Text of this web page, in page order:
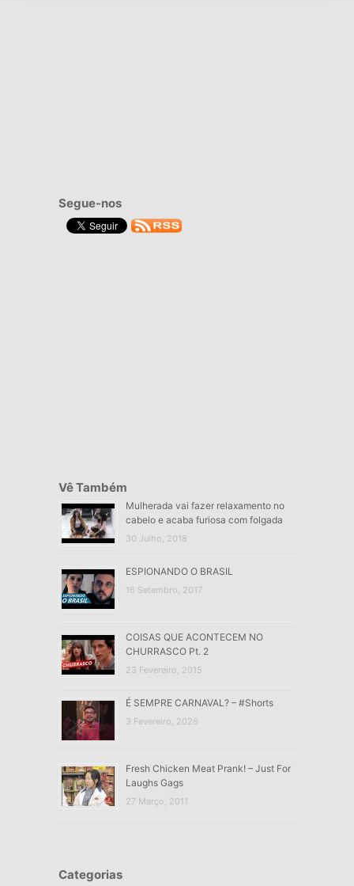
Segue-nos
Vê Também
Mulherada vai fazer relaxamento no
cabelo e acaba furiosa com folgada
30 Julho, 2018
ESPIONANDO O BRASIL
16 Setembro, 2017
COISAS QUE ACONTECEM NO
CHURRASCO Pt. 2
23 Fevereiro, 2015
É SEMPRE CARNAVAL? – #Shorts
3 Fevereiro, 2026
Fresh Chicken Meat Prank! – Just For
Laughs Gags
27 Março, 2011
Categorias